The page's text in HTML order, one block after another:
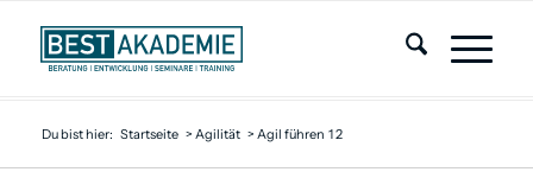
Du bist hier: Startseite 1
> Agilität 2
> Agil führen